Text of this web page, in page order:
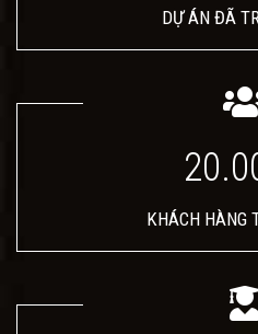
DỰ ÁN ĐÃ
KHÁCH HÀNG